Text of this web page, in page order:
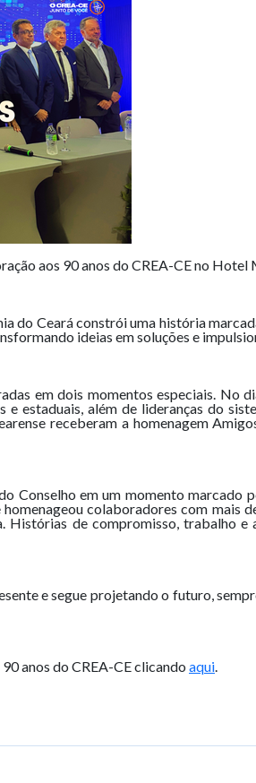
aos 90 anos do CREA-CE no Hotel
do Ceará constrói uma história
ideias em soluções e
em dois momentos especiais. No
estaduais, além de lideranças do
receberam a homenagem
Conselho em um momento
colaboradores com mais
Histórias de compromisso, trabalho
e segue projetando o futuro,
anos do CREA-CE clicando aqui.